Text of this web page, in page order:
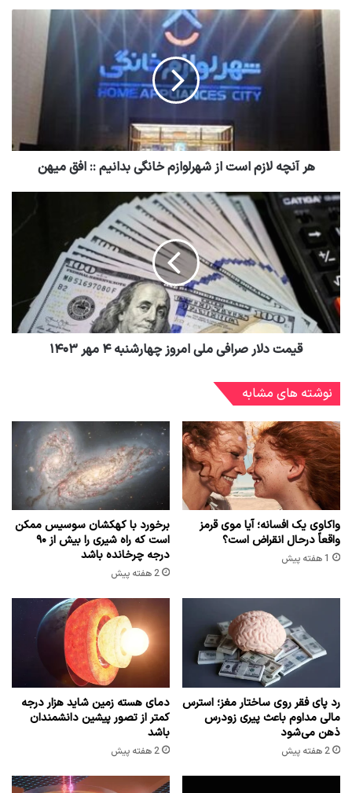
هر آنچه لازم است از شهرلوازم خانگی بدانیم :: افق میهن
قیمت دلار صرافی ملی امروز چهارشنبه ۴ مهر ۱۴۰۳
نوشته های مشابه
واکاوی یک افسانه؛ آیا موی قرمز
واقعاً درحال انقراض است؟
1 هفته پیش
برخورد با کهکشان سوسیس ممکن
است که راه شیری را بیش از ۹۰
درجه چرخانده باشد
2 هفته پیش
رد پای فقر روی ساختار مغز؛ استرس
مالی مداوم باعث پیری زودرس
ذهن می‌شود
2 هفته پیش
دمای هسته زمین شاید هزار درجه
کمتر از تصور پیشین دانشمندان
باشد
2 هفته پیش